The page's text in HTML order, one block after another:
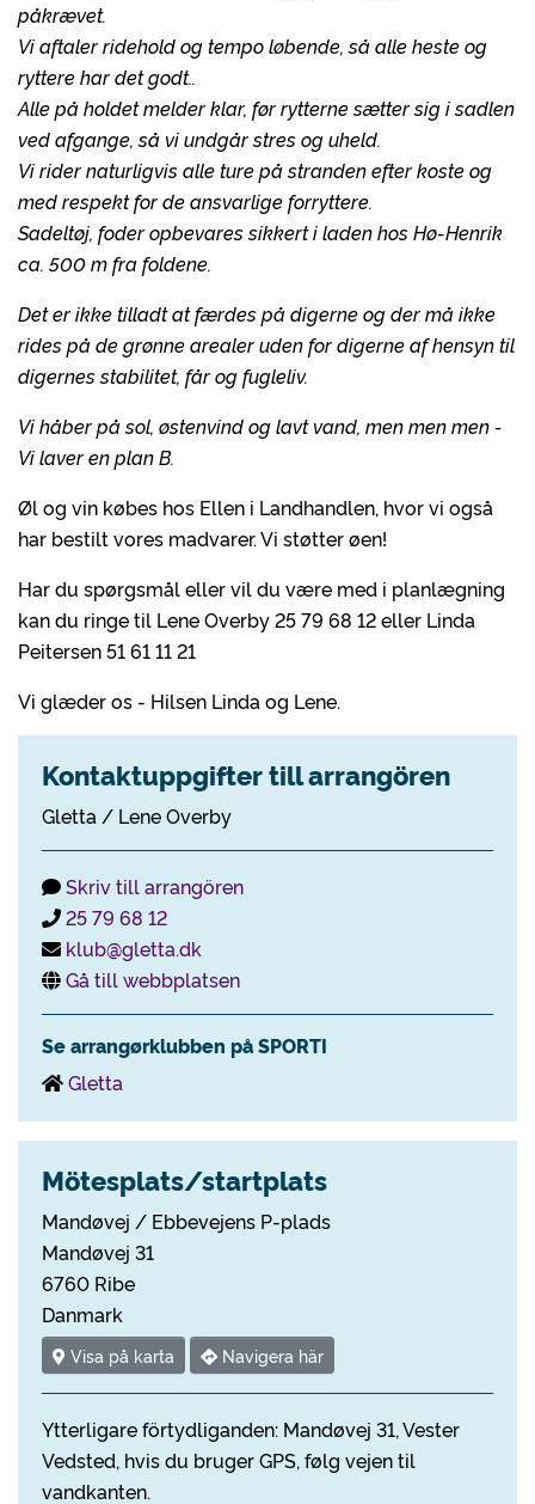
påkrævet.
Vi aftaler ridehold og tempo løbende, så alle heste og
ryttere har det godt..
Alle på holdet melder klar, før rytterne sætter sig i sadlen
ved afgange, så vi undgår stres og uheld.
Vi rider naturligvis alle ture på stranden efter koste og
med respekt for de ansvarlige forryttere.
Sadeltøj, foder opbevares sikkert i laden hos Hø-Henrik
ca. 500 m fra foldene.
Det er ikke tilladt at færdes på digerne og der må ikke
rides på de grønne arealer uden for digerne af hensyn til
digernes stabilitet, får og fugleliv.
Vi håber på sol, østenvind og lavt vand, men men men -
Vi laver en plan B.
Øl og vin købes hos Ellen i Landhandlen, hvor vi også
har bestilt vores madvarer. Vi støtter øen!
Har du spørgsmål eller vil du være med i planlægning
kan du ringe til Lene Overby 25 79 68 12 eller Linda
Peitersen 51 61 11 21
Vi glæder os - Hilsen Linda og Lene.
Kontaktuppgifter till arrangören
Gletta / Lene Overby
Skriv till arrangören
25 79 68 12
klub@gletta.dk
Gå till webbplatsen
Se arrangørklubben på SPORTI
Gletta
Mötesplats/startplats
Mandøvej / Ebbevejens P-plads
Mandøvej 31
6760 Ribe
Danmark
Visa på karta Navigera här
Ytterligare förtydliganden: Mandøvej 31, Vester
Vedsted, hvis du bruger GPS, følg vejen til
vandkanten.